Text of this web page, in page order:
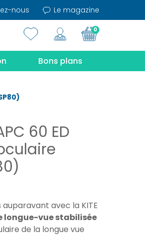
nous Le magazine
0
Bons plans
60 ED
avec la KITE
longue-vue stabilisée
de la longue vue